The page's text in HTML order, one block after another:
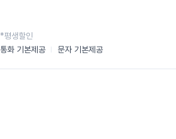
통화 기본제공 문자 기본제공
*평생할인